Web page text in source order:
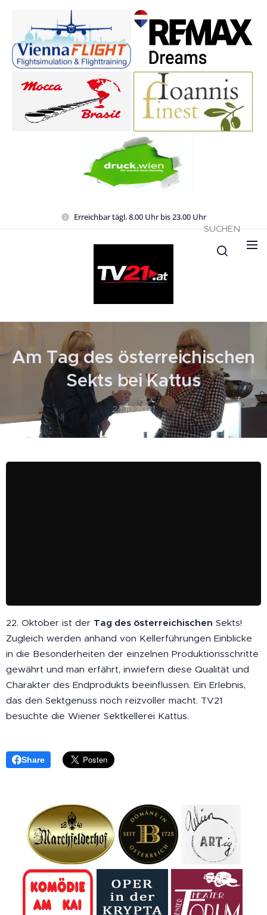
Erreichbar tägl. 8.00 Uhr bis 23.00 Uhr
SUCHEN
Am Tag des österreichischen
Sekts bei Kattus
24.10.2021
22. Oktober ist der Tag des österreichischen Sekts!
Zugleich werden anhand von Kellerführungen Einblicke
in die Besonderheiten der einzelnen Produktionsschritte
gewährt und man erfährt, inwiefern diese Qualität und
Charakter des Endprodukts beeinflussen. Ein Erlebnis,
das den Sektgenuss noch reizvoller macht. TV21
besuchte die Wiener Sektkellerei Kattus.
Share